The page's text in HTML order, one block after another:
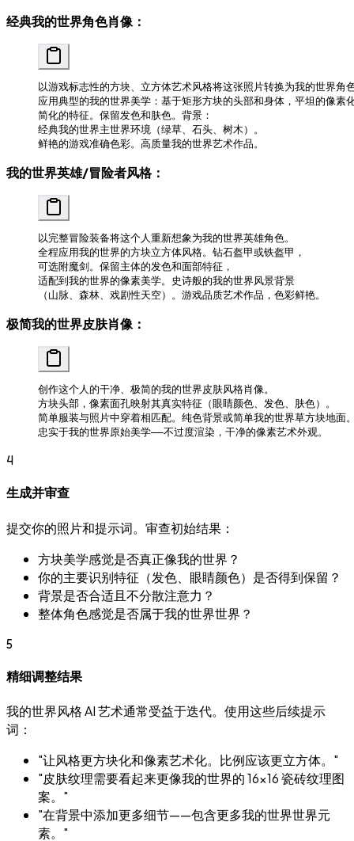
经典我的世界角色肖像：
以游戏标志性的方块、立方体艺术风格将这张照片转换为我的世界角
应用典型的我的世界美学：基于矩形方块的头部和身体，平坦的像素
简化的特征。保留发色和肤色。背景：
经典我的世界主世界环境（绿草、石头、树木）。
鲜艳的游戏准确色彩。高质量我的世界艺术作品。
我的世界英雄/冒险者风格：
以完整冒险装备将这个人重新想象为我的世界英雄角色。
全程应用我的世界的方块立方体风格。钻石盔甲或铁盔甲，
可选附魔剑。保留主体的发色和面部特征，
适配到我的世界的像素美学。史诗般的我的世界风景背景
（山脉、森林、戏剧性天空）。游戏品质艺术作品，色彩鲜艳。
极简我的世界皮肤肖像：
创作这个人的干净、极简的我的世界皮肤风格肖像。
方块头部，像素面孔映射其真实特征（眼睛颜色、发色、肤色）。
简单服装与照片中穿着相匹配。纯色背景或简单我的世界草方块地面
忠实于我的世界原始美学——不过度渲染，干净的像素艺术外观。
4
生成并审查
提交你的照片和提示词。审查初始结果：
方块美学感觉是否真正像我的世界？
你的主要识别特征（发色、眼睛颜色）是否得到保留？
背景是否合适且不分散注意力？
整体角色感觉是否属于我的世界世界？
5
精细调整结果
我的世界风格 AI 艺术通常受益于迭代。使用这些后续提示
词：
"让风格更方块化和像素艺术化。比例应该更立方体。"
"皮肤纹理需要看起来更像我的世界的 16×16 瓷砖纹理图
案。"
"在背景中添加更多细节——包含更多我的世界世界元
素。"